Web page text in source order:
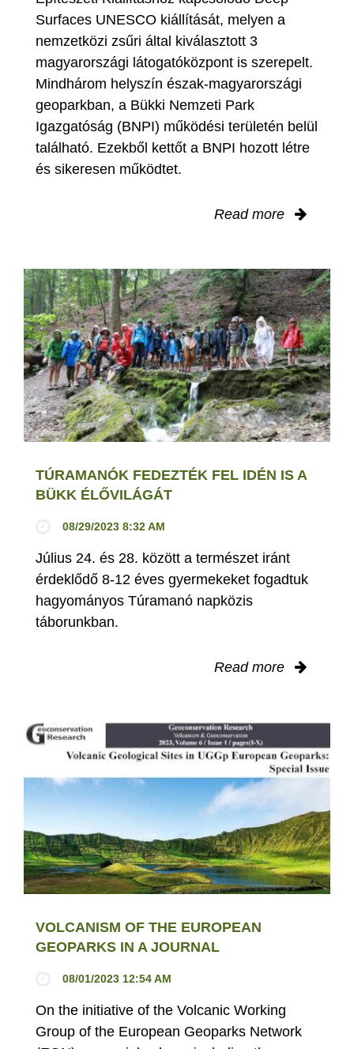
Surfaces UNESCO kiállítását, melyen a
nemzetközi zsűri által kiválasztott 3
magyarországi látogatóközpont is szerepelt.
Mindhárom helyszín észak-magyarországi
geoparkban, a Bükki Nemzeti Park
Igazgatóság (BNPI) működési területén belül
található. Ezekből kettőt a BNPI hozott létre
és sikeresen működtet.
Read more
TÚRAMANÓK FEDEZTÉK FEL IDÉN IS A
BÜKK ÉLŐVILÁGÁT
08/29/2023 8:32 AM
Július 24. és 28. között a természet iránt
érdeklődő 8-12 éves gyermekeket fogadtuk
hagyományos Túramanó napközis
táborunkban.
Read more
VOLCANISM OF THE EUROPEAN
GEOPARKS IN A JOURNAL
08/01/2023 12:54 AM
On the initiative of the Volcanic Working
Group of the European Geoparks Network